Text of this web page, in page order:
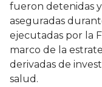
fueron detenidas
aseguradas
ejecutadas por la
marco de la
derivadas de
salud.